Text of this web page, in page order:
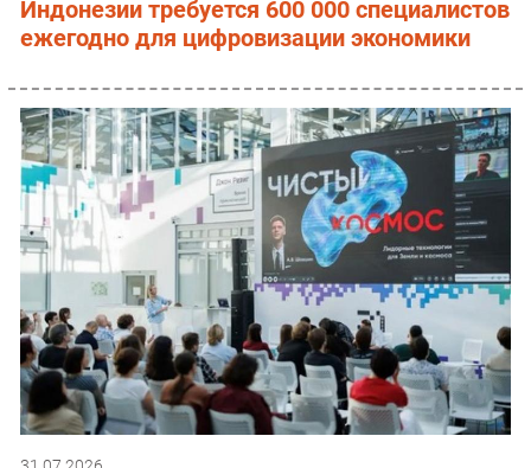
Индонезии требуется 600 000 специалистов
ежегодно для цифровизации экономики